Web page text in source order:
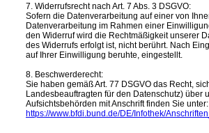
7. Widerrufsrecht nach Art. 7 Abs. 3 DSGVO:
Sofern die Datenverarbeitung auf einer von
Datenverarbeitung im Rahmen einer
den Widerruf wird die Rechtmäßigkeit unserer
des Widerrufs erfolgt ist, nicht berührt. Nach
auf Ihrer Einwilligung beruhte, eingestellt.
8. Beschwerderecht:
Sie haben gemäß Art. 77 DSGVO das Recht,
Landesbeauftragten für den Datenschutz) über
Aufsichtsbehörden mit Anschrift finden Sie unter:
https://www.bfdi.bund.de/DE/Infothek/